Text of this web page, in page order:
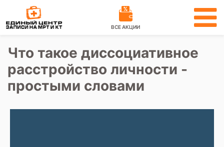
ВСЕ АКЦИИ
Что такое диссоциативное
расстройство личности -
простыми словами